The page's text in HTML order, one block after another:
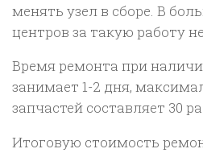
менять узел в сборе. В
центров за такую работу
Время ремонта при
занимает 1-2 дня,
запчастей составляет 30
Итоговую стоимость